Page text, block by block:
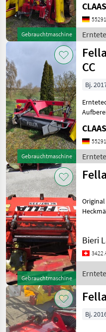
Gebrauchtmaschine
Fella
Gebrauchtmaschine
CC
Bj.
Fella
Gebrauchtmaschine
Bieri
3422
/ Fella
Bj.